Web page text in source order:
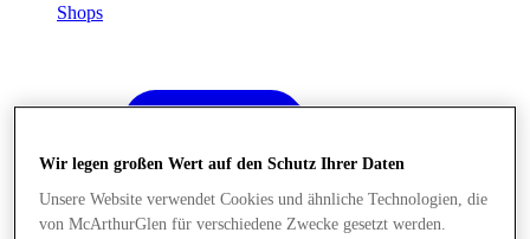
Shops
Wir legen großen Wert auf den Schutz Ihrer Daten
Unsere Website verwendet Cookies und ähnliche Technologien, die
von McArthurGlen für verschiedene Zwecke gesetzt werden.